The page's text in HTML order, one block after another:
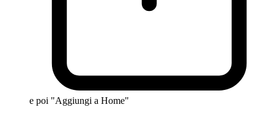
e poi "Aggiungi a Home"